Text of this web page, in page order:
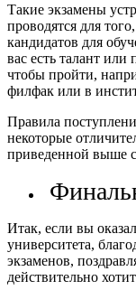
Такие экзамены
проводятся для
кандидатов для
вас есть талант или
чтобы пройти,
филфак или в
Правила
некоторые
приведенной выше
Итак, если вы
университета,
экзаменов,
действительно